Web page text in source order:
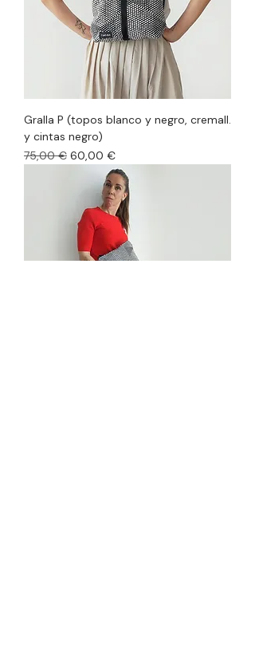
Gralla P (topos blanco y negro, cremall.
y cintas negro)
Precio
75,00 € Precio de oferta
60,00 €